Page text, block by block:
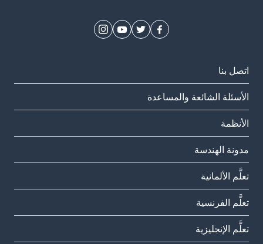
اتصل بنا
الأسئلة الشائعة والمساعدة
الأنظمة
مدونة الهندسة
تعلَّم الألمانية
تعلَّم الفرنسية
تعلَّم الإنجليزية